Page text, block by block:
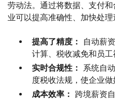
劳动法。通过将数据、支付
业可以提高准确性、加快处理
提高了精度：
自动薪
计算、税收减免和员工
实时合规性：
系统自
度税收法规，使企业做
成本效率：
跨境薪资